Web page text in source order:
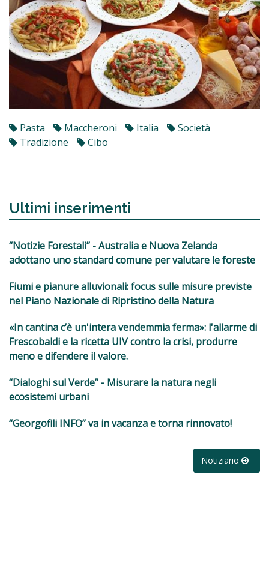
Pasta Maccheroni Italia
Società
Tradizione
Cibo
Ultimi inserimenti
“Notizie Forestali” - Australia e Nuova Zelanda
adottano uno standard comune per valutare le foreste
Fiumi e pianure alluvionali: focus sulle misure previste
nel Piano Nazionale di Ripristino della Natura
«In cantina c’è un'intera vendemmia ferma»: l'allarme di
Frescobaldi e la ricetta UIV contro la crisi, produrre
meno e difendere il valore.
“Dialoghi sul Verde” - Misurare la natura negli
ecosistemi urbani
“Georgofili INFO” va in vacanza e torna rinnovato!
Notiziario